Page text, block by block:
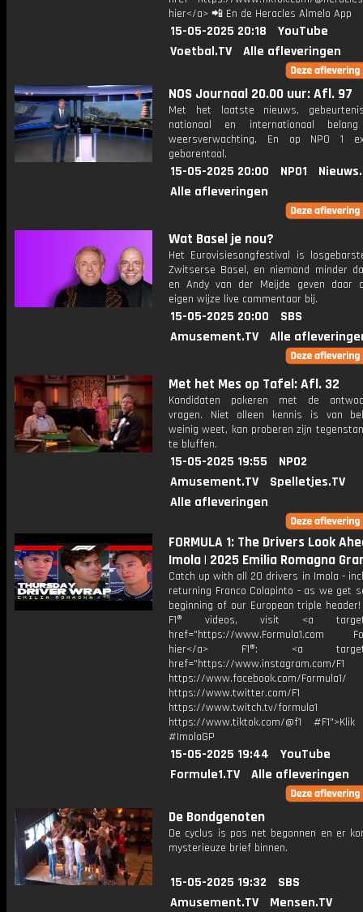
hier</a> 📲 En de Heracles Almelo App
15-05-2025 20:18
YouTube
Voetbal.TV
Alle afleveringen
NOS Journaal 20.00 uur: Afl. 97
Met het laatste nieuws,
nationaal en internationaal
weersverwachting. En op NPO 1
gebarentaal.
15-05-2025 20:00 NPO1
Alle afleveringen
Wat Basel je nou?
Het Eurovisiesongfestival is
Zwitserse Basel, en niemand minder
en Andy van der Meijde geven daar
eigen wijze live commentaar bij.
15-05-2025 20:00
SBS
Amusement.TV
Alle
Met het Mes op Tafel: Afl. 32
Kandidaten pokeren met de
vragen. Niet alleen kennis is van
weinig weet, kan proberen zijn
te bluffen.
15-05-2025 19:55
NPO2
Amusement.TV
Spelletjes.TV
Alle afleveringen
FORMULA 1: The Drivers Look
Imola | 2025 Emilia Romagna
Catch up with all 20 drivers in Imola -
returning Franco Colapinto - as we get
beginning of our European triple
F1® videos, visit <a
href="https://www.Formula1.com
hier</a> F1®: <a
href="https://www.instagram.com/F1
https://www.facebook.com/Formula1/
https://www.twitter.com/F1
https://www.twitch.tv/formula1
https://www.tiktok.com/@f1
#ImolaGP
15-05-2025 19:44
YouTube
Formule1.TV
Alle afleveringen
De Bondgenoten
De cyclus is pas net begonnen en er
mysterieuze brief binnen.
15-05-2025 19:32
SBS
Amusement.TV
Mensen.TV